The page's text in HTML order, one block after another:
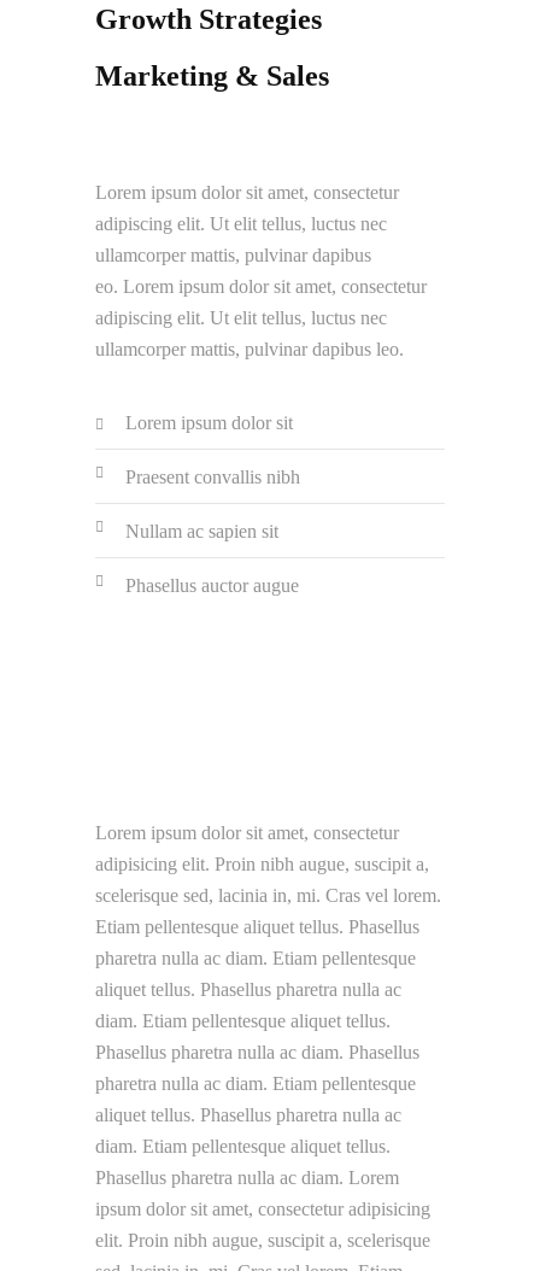
Growth Strategies
Marketing & Sales
Lorem ipsum dolor sit amet, consectetur
adipiscing elit. Ut elit tellus, luctus nec
ullamcorper mattis, pulvinar dapibus
eo. Lorem ipsum dolor sit amet, consectetur
adipiscing elit. Ut elit tellus, luctus nec
ullamcorper mattis, pulvinar dapibus leo.
Lorem ipsum dolor sit
Praesent convallis nibh
Nullam ac sapien sit
Phasellus auctor augue
Lorem ipsum dolor sit amet, consectetur
adipisicing elit. Proin nibh augue, suscipit a,
scelerisque sed, lacinia in, mi. Cras vel lorem.
Etiam pellentesque aliquet tellus. Phasellus
pharetra nulla ac diam. Etiam pellentesque
aliquet tellus. Phasellus pharetra nulla ac
diam. Etiam pellentesque aliquet tellus.
Phasellus pharetra nulla ac diam. Phasellus
pharetra nulla ac diam. Etiam pellentesque
aliquet tellus. Phasellus pharetra nulla ac
diam. Etiam pellentesque aliquet tellus.
Phasellus pharetra nulla ac diam. Lorem
ipsum dolor sit amet, consectetur adipisicing
elit. Proin nibh augue, suscipit a, scelerisque